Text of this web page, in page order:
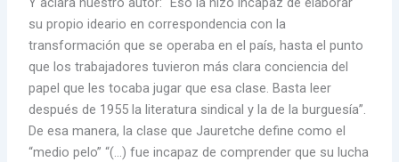
su propio ideario en correspondencia con la
transformación que se operaba en el país, hasta el punto
que los trabajadores tuvieron más clara conciencia del
papel que les tocaba jugar que esa clase. Basta leer
después de 1955 la literatura sindical y la de la burguesía”.
De esa manera, la clase que Jauretche define como el
“medio pelo” “(…) fue incapaz de comprender que su lucha